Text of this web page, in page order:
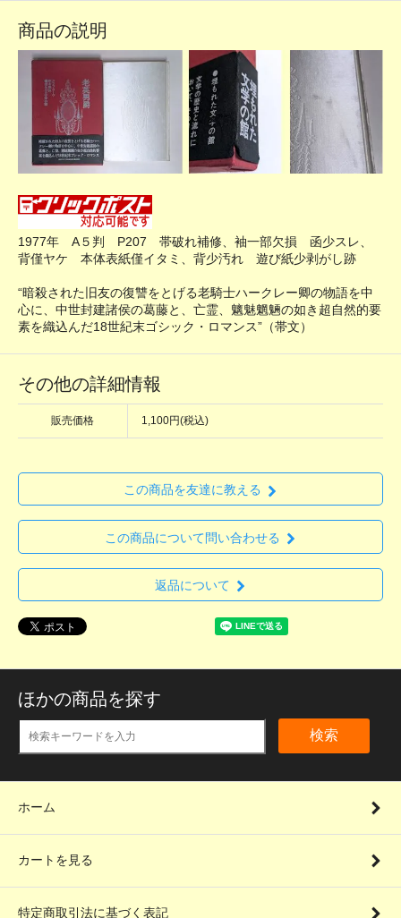
商品の説明
1977年 A５判 P207 帯破れ補修、袖一部欠損 函少スレ、
背僅ヤケ 本体表紙僅イタミ、背少汚れ 遊び紙少剥がし跡
“暗殺された旧友の復讐をとげる老騎士ハークレー卿の物語を中
心に、中世封建諸侯の葛藤と、亡霊、魑魅魍魎の如き超自然的要
素を織込んだ18世紀末ゴシック・ロマンス”（帯文）
その他の詳細情報
販売価格 1,100円(税込)
この商品を友達に教える
この商品について問い合わせる
返品について
ほかの商品を探す
検索
ホーム
カートを見る
特定商取引法に基づく表記